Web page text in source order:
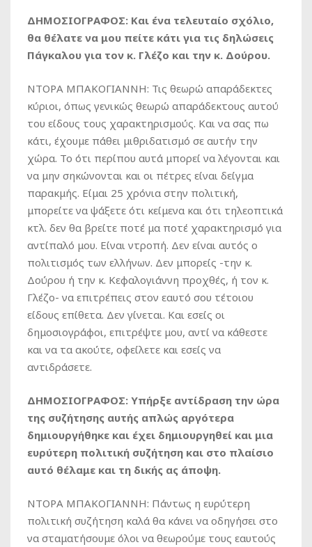
ΔΗΜΟΣΙΟΓΡΑΦΟΣ: Και ένα τελευταίο σχόλιο,
θα θέλατε να μου πείτε κάτι για τις δηλώσεις
Πάγκαλου για τον κ. Γλέζο και την κ. Δούρου.
ΝΤΟΡΑ ΜΠΑΚΟΓΙΑΝΝΗ: Τις θεωρώ απαράδεκτες
κύριοι, όπως γενικώς θεωρώ απαράδεκτους αυτού
του είδους τους χαρακτηρισμούς. Και να σας πω
κάτι, έχουμε πάθει μιθριδατισμό σε αυτήν την
χώρα. Το ότι περίπου αυτά μπορεί να λέγονται και
να μην σηκώνονται και οι πέτρες είναι δείγμα
παρακμής. Είμαι 25 χρόνια στην πολιτική,
μπορείτε να ψάξετε ότι κείμενα και ότι τηλεοπτικά
κτλ. δεν θα βρείτε ποτέ μα ποτέ χαρακτηρισμό για
αντίπαλό μου. Είναι ντροπή. Δεν είναι αυτός ο
πολιτισμός των ελλήνων. Δεν μπορείς -την κ.
Δούρου ή την κ. Κεφαλογιάννη προχθές, ή τον κ.
Γλέζο- να επιτρέπεις στον εαυτό σου τέτοιου
είδους επίθετα. Δεν γίνεται. Και εσείς οι
δημοσιογράφοι, επιτρέψτε μου, αντί να κάθεστε
και να τα ακούτε, οφείλετε και εσείς να
αντιδράσετε.
ΔΗΜΟΣΙΟΓΡΑΦΟΣ: Υπήρξε αντίδραση την ώρα
της συζήτησης αυτής απλώς αργότερα
δημιουργήθηκε και έχει δημιουργηθεί και μια
ευρύτερη πολιτική συζήτηση και στο πλαίσιο
αυτό θέλαμε και τη δικής ας άποψη.
ΝΤΟΡΑ ΜΠΑΚΟΓΙΑΝΝΗ: Πάντως η ευρύτερη
πολιτική συζήτηση καλά θα κάνει να οδηγήσει στο
να σταματήσουμε όλοι να θεωρούμε τους εαυτούς